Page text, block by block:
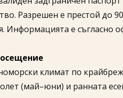
Разрешен е престой до
Информацията е съгласно
климат по
(май–юни) и ранната